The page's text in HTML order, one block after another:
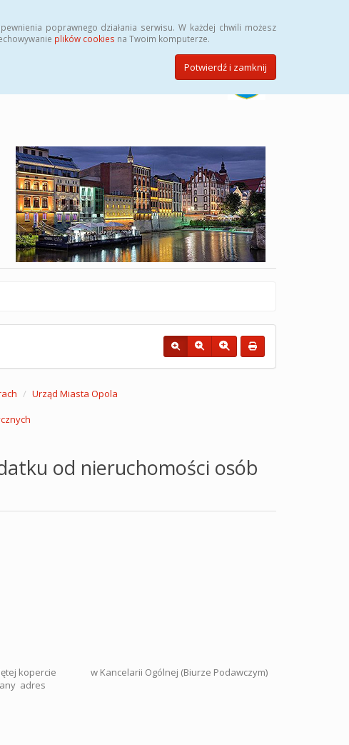
poprawnego działania serwisu. W każdej chwili możesz
plików cookies na Twoim komputerze.
Potwierdź i zamknij
Urząd Miasta Opola
od nieruchomości osób
kopercie w Kancelarii Ogólnej (Biurze Podawczym)
adres